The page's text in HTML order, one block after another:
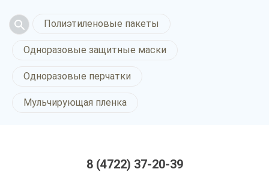
Полиэтиленовые пакеты
Одноразовые защитные маски
Одноразовые перчатки
Мульчирующая пленка
8 (4722) 37-20-39